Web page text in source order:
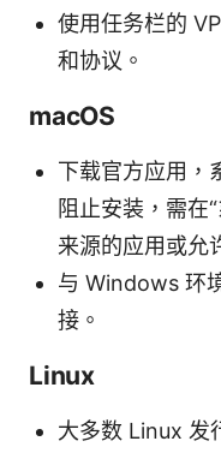
使用任务栏的
和协议。
macOS
下载官方应用，
阻止安装，需在
来源的应用或允
与 Windows 环
接。
Linux
大多数 Linux 发